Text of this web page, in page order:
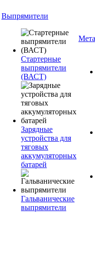
Выпрямители
Стартерные
выпрямители
(ВАСТ)
Зарядные
устройства для
тяговых
аккумуляторных
батарей
Гальванические
выпрямители